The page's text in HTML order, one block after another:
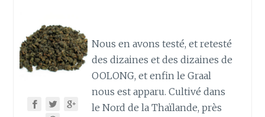
Nous en avons testé, et retesté
des dizaines et des dizaines de
OOLONG, et enfin le Graal
nous est apparu. Cultivé dans
le Nord de la Thaïlande, près